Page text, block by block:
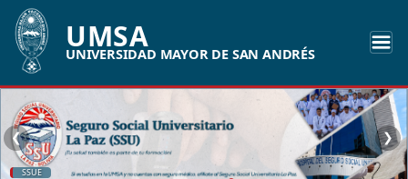
UMSA
UNIVERSIDAD MAYOR DE SAN ANDRÉS
SSUE
❮ ❯